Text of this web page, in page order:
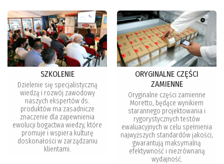
SZKOLENIE
Dzielenie się specjalistyczną
wiedzą i rozwój zawodowy
naszych ekspertów ds.
produktów ma zasadnicze
znaczenie dla zapewnienia
ewolucji bogactwa wiedzy, które
promuje i wspiera kulturę
doskonałości w zarządzaniu
klientami.
ORYGINALNE CZĘŚCI
ZAMIENNE
Oryginalne części zamienne
Moretto, będące wynikiem
starannego projektowania i
rygorystycznych testów
ewaluacyjnych w celu spełnienia
najwyższych standardów jakości,
gwarantują maksymalną
efektywność i niezrównaną
wydajność.